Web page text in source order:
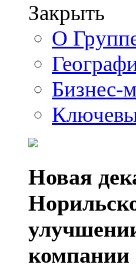
Закрыть
О
Бизнес-
Новая
компании